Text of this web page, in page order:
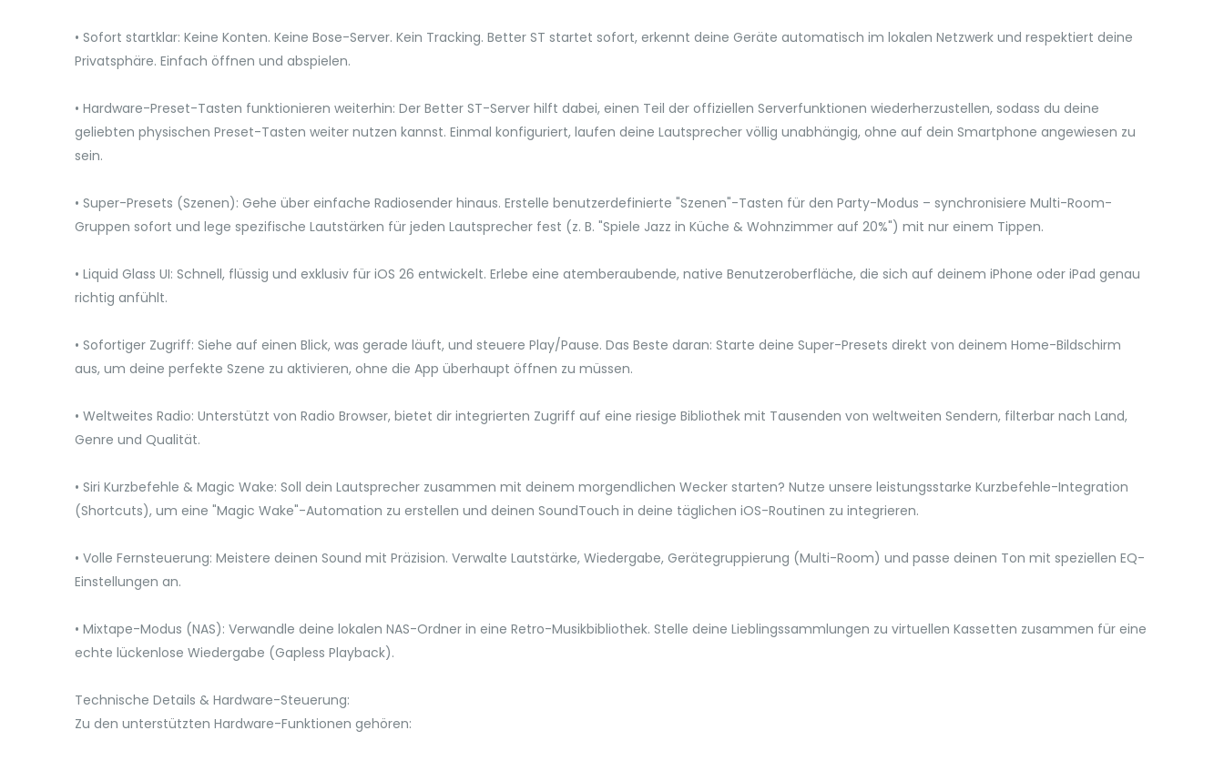
• Sofort startklar: Keine Konten. Keine Bose-Server. Kein Tracking. Better ST startet sofort, erkennt deine Geräte automatisch im lokalen Netzwerk und respektiert deine
Privatsphäre. Einfach öffnen und abspielen.
• Hardware-Preset-Tasten funktionieren weiterhin: Der Better ST-Server hilft dabei, einen Teil der offiziellen Serverfunktionen wiederherzustellen, sodass du deine
geliebten physischen Preset-Tasten weiter nutzen kannst. Einmal konfiguriert, laufen deine Lautsprecher völlig unabhängig, ohne auf dein Smartphone angewiesen zu
sein.
• Super-Presets (Szenen): Gehe über einfache Radiosender hinaus. Erstelle benutzerdefinierte "Szenen"-Tasten für den Party-Modus – synchronisiere Multi-Room-
Gruppen sofort und lege spezifische Lautstärken für jeden Lautsprecher fest (z. B. "Spiele Jazz in Küche & Wohnzimmer auf 20%") mit nur einem Tippen.
• Liquid Glass UI: Schnell, flüssig und exklusiv für iOS 26 entwickelt. Erlebe eine atemberaubende, native Benutzeroberfläche, die sich auf deinem iPhone oder iPad genau
richtig anfühlt.
• Sofortiger Zugriff: Siehe auf einen Blick, was gerade läuft, und steuere Play/Pause. Das Beste daran: Starte deine Super-Presets direkt von deinem Home-Bildschirm
aus, um deine perfekte Szene zu aktivieren, ohne die App überhaupt öffnen zu müssen.
• Weltweites Radio: Unterstützt von Radio Browser, bietet dir integrierten Zugriff auf eine riesige Bibliothek mit Tausenden von weltweiten Sendern, filterbar nach Land,
Genre und Qualität.
• Siri Kurzbefehle & Magic Wake: Soll dein Lautsprecher zusammen mit deinem morgendlichen Wecker starten? Nutze unsere leistungsstarke Kurzbefehle-Integration
(Shortcuts), um eine "Magic Wake"-Automation zu erstellen und deinen SoundTouch in deine täglichen iOS-Routinen zu integrieren.
• Volle Fernsteuerung: Meistere deinen Sound mit Präzision. Verwalte Lautstärke, Wiedergabe, Gerätegruppierung (Multi-Room) und passe deinen Ton mit speziellen EQ-
Einstellungen an.
• Mixtape-Modus (NAS): Verwandle deine lokalen NAS-Ordner in eine Retro-Musikbibliothek. Stelle deine Lieblingssammlungen zu virtuellen Kassetten zusammen für eine
echte lückenlose Wiedergabe (Gapless Playback).
Technische Details & Hardware-Steuerung:
Zu den unterstützten Hardware-Funktionen gehören: